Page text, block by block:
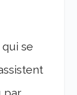
se